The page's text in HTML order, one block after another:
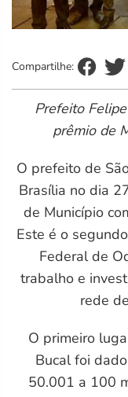
Compartilhe:
Prefeito
prêmio de
O prefeito de
Brasília no dia
de Município
Este é o
Federal de
trabalho e
rede
O primeiro
Bucal foi
50.001 a 100